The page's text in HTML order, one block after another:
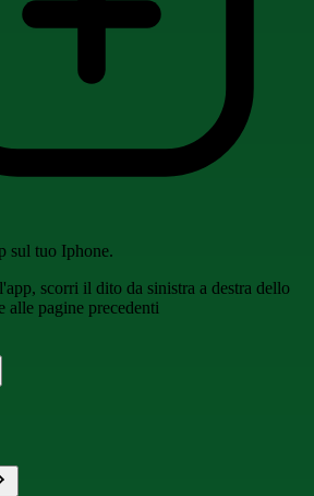
sul tuo Iphone.
scorri il dito da sinistra a destra dello
alle pagine precedenti